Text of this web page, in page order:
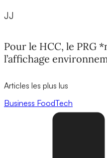
JJ
Pour le HCC, le PRG
l’affichage
Articles les plus lus
Business FoodTech